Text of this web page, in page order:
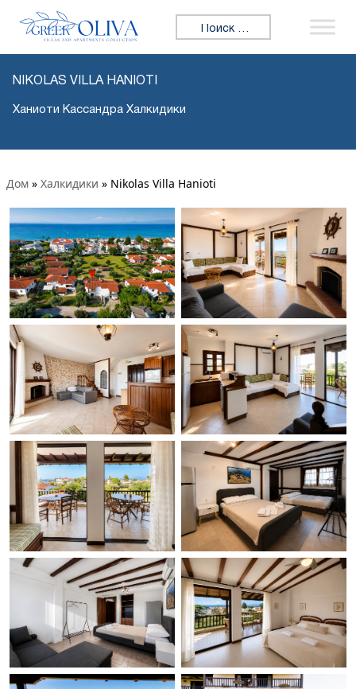
Искать:
NIKOLAS VILLA HANIOTI
Ханиоти Кассандра Халкидики
Дом » Халкидики » Nikolas Villa Hanioti